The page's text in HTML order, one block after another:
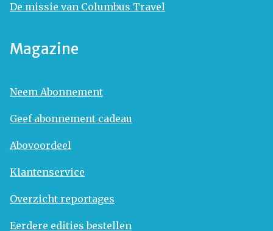
De missie van Columbus Travel
Magazine
Neem Abonnement
Geef abonnement cadeau
Abovoordeel
Klantenservice
Overzicht reportages
Eerdere edities bestellen